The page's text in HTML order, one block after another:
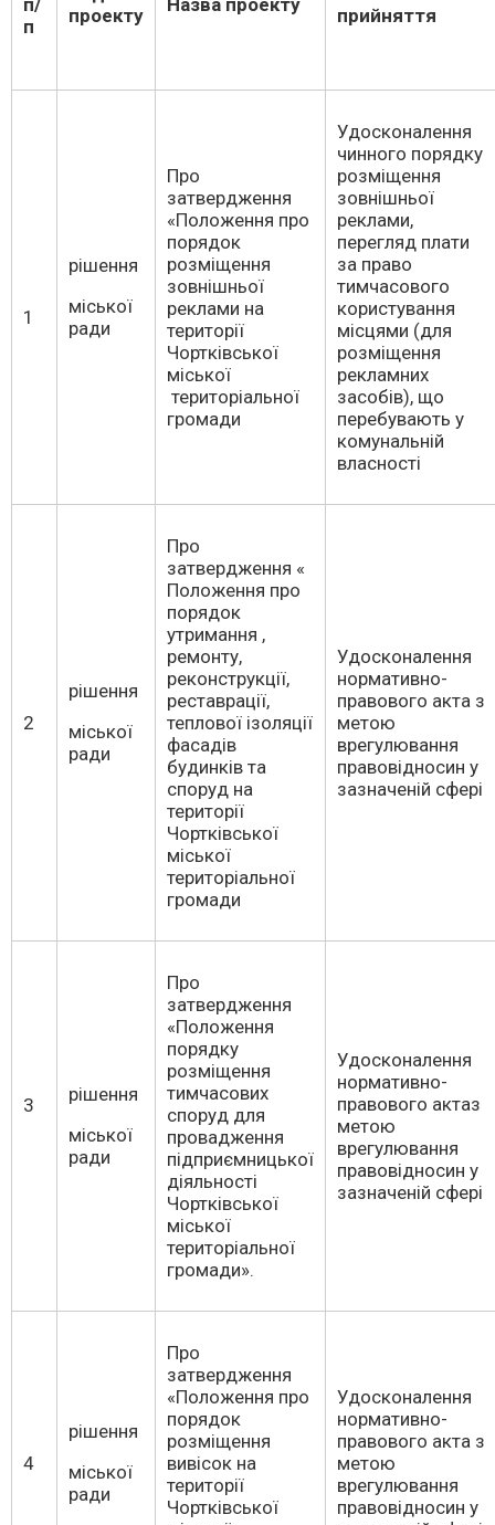
п/
п
проекту
Назва проекту
прийняття
1
рішення
міської
ради
Про
затвердження
«Положення про
порядок
розміщення
зовнішньої
реклами на
території
Чортківської
міської
територіальної
громади
Удосконалення
чинного порядку
розміщення
зовнішньої
реклами,
перегляд плати
за право
тимчасового
користування
місцями (для
розміщення
рекламних
засобів), що
перебувають у
комунальній
власності
2
рішення
міської
ради
Про
затвердження «
Положення про
порядок
утримання ,
ремонту,
реконструкції,
реставрації,
теплової ізоляції
фасадів
будинків та
споруд на
території
Чортківської
міської
територіальної
громади
Удосконалення
нормативно-
правового акта з
метою
врегулювання
правовідносин у
зазначеній сфері
3
рішення
міської
ради
Про
затвердження
«Положення
порядку
розміщення
тимчасових
споруд для
провадження
підприємницької
діяльності
Чортківської
міської
територіальної
громади».
Удосконалення
нормативно-
правового актаз
метою
врегулювання
правовідносин у
зазначеній сфері
4
рішення
міської
ради
Про
затвердження
«Положення про
порядок
розміщення
вивісок на
території
Чортківської
Удосконалення
нормативно-
правового акта з
метою
врегулювання
правовідносин у